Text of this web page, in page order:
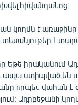
հիվանդանոց։
կողմն է
է
եթե իրականում
ապա ստիպված են
որպես վահան է
Ադրբեջանի